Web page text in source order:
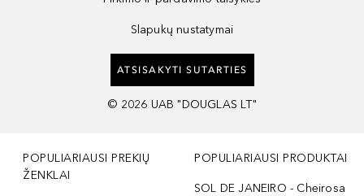
Slapukų nustatymai
ATSISAKYTI SUTARTIES
© 2026 UAB "DOUGLAS LT"
POPULIARIAUSI PREKIŲ
ŽENKLAI
POPULIARIAUSI PRODUKTAI
SOL DE JANEIRO - Cheirosa